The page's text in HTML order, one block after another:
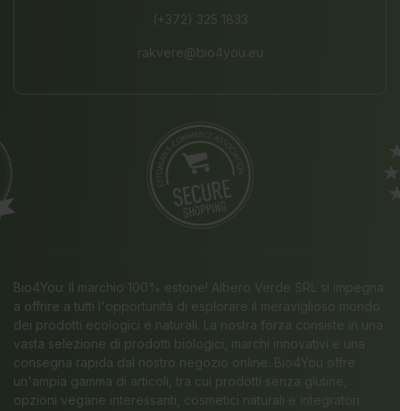
(+372) 325 1833
rakvere@bio4you.eu
Bio4You: Il marchio 100% estone! Albero Verde SRL si impegna
a offrire a tutti l'opportunità di esplorare il meraviglioso mondo
dei prodotti ecologici e naturali. La nostra forza consiste in una
vasta selezione di prodotti biologici, marchi innovativi e una
consegna rapida dal nostro negozio online. Bio4You offre
un'ampia gamma di articoli, tra cui prodotti senza glutine,
opzioni vegane interessanti, cosmetici naturali e integratori